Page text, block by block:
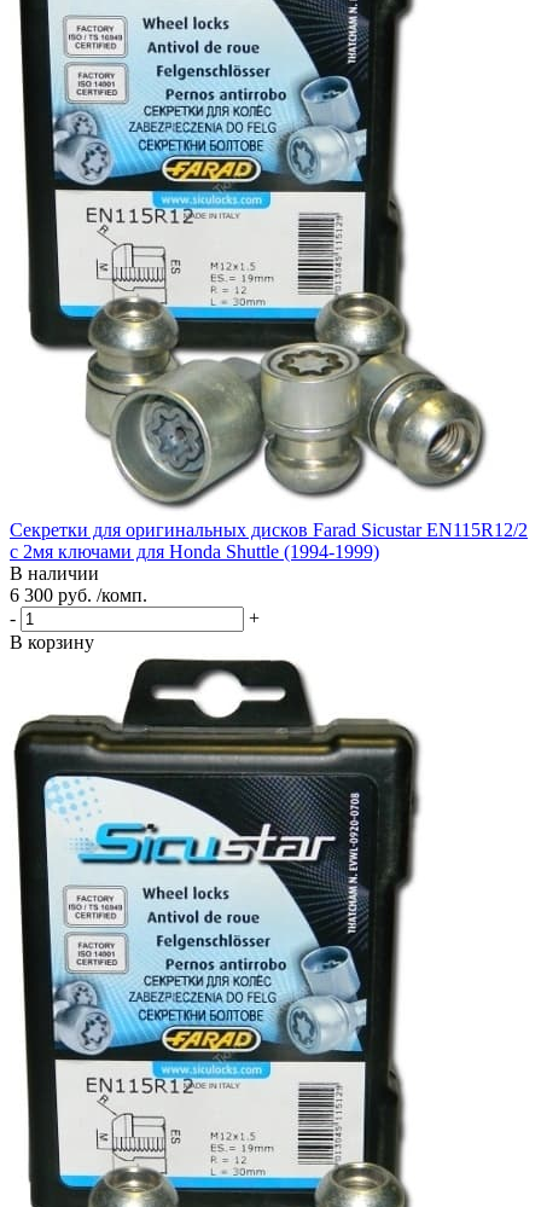
Секретки для оригинальных дисков Farad Sicustar EN115R12/2
с 2мя ключами для Honda Shuttle (1994-1999)
В наличии
6 300 руб. /комп.
-
+
В корзину